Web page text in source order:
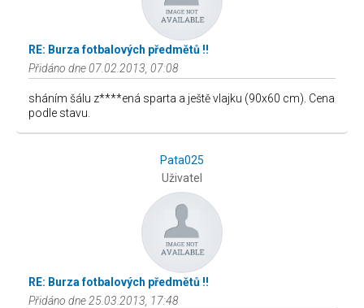
RE: Burza fotbalových předmětů !!
Přidáno dne 07.02.2013, 07:08
sháním šálu z****ená sparta a ještě vlajku (90x60 cm). Cena
podle stavu.
Pata025
Uživatel
RE: Burza fotbalových předmětů !!
Přidáno dne 25.03.2013, 17:48